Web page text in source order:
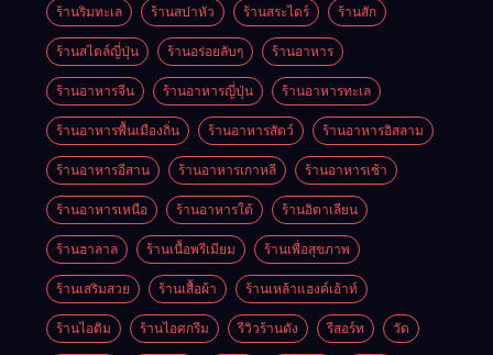
ร้านริมทะเล ร้านสปาหัว ร้านสระไดร์ ร้านสัก
ร้านสไตล์ญี่ปุ่น ร้านอร่อยลับๆ ร้านอาหาร
ร้านอาหารจีน ร้านอาหารญี่ปุ่น ร้านอาหารทะเล
ร้านอาหารพื้นเมืองถิ่น ร้านอาหารสัตว์ ร้านอาหารอิสลาม
ร้านอาหารอีสาน ร้านอาหารเกาหลี ร้านอาหารเช้า
ร้านอาหารเหนือ ร้านอาหารใต้ ร้านอิตาเลียน
ร้านฮาลาล ร้านเนื้อพรีเมียม ร้านเพื่อสุขภาพ
ร้านเสริมสวย ร้านเสื้อผ้า ร้านเหล้าแฮงค์เอ้าท์
ร้านไอติม ร้านไอศกรีม รีวิวร้านดัง รีสอร์ท วัด